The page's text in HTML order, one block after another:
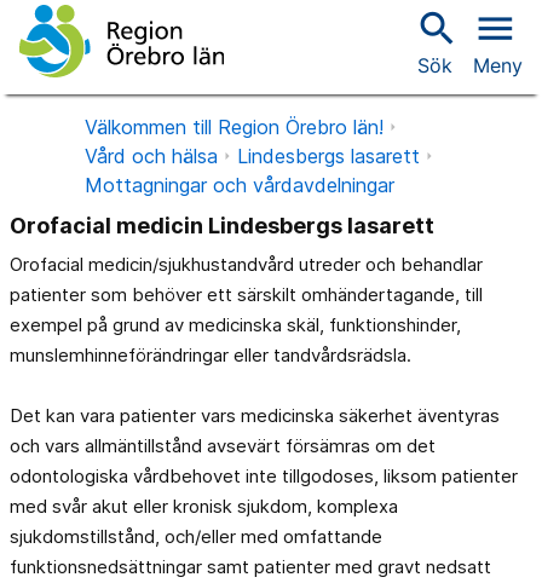
search
Sök
menu
Meny
Välkommen till Region Örebro län!
Vård och hälsa
Lindesbergs lasarett
Mottagningar och vårdavdelningar
Orofacial medicin Lindesbergs lasarett
Orofacial medicin/sjukhustandvård utreder och behandlar
patienter som behöver ett särskilt omhändertagande, till
exempel på grund av medicinska skäl, funktionshinder,
munslemhinneförändringar eller tandvårdsrädsla.
Det kan vara patienter vars medicinska säkerhet äventyras
och vars allmäntillstånd avsevärt försämras om det
odontologiska vårdbehovet inte tillgodoses, liksom patienter
med svår akut eller kronisk sjukdom, komplexa
sjukdomstillstånd, och/eller med omfattande
funktionsnedsättningar samt patienter med gravt nedsatt